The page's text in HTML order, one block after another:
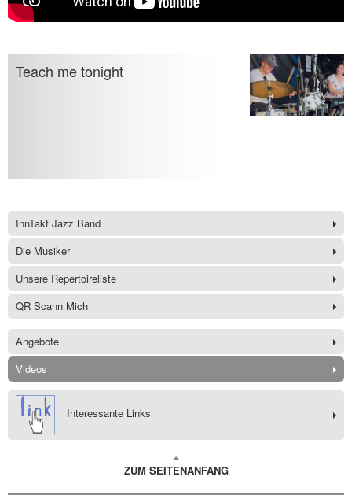
Teach me tonight
InnTakt Jazz Band
Die Musiker
Unsere Repertoireliste
QR Scann Mich
Angebote
Videos
Interessante Links
ZUM SEITENANFANG